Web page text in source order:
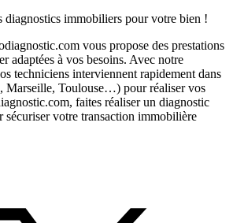
diagnostics immobiliers pour votre bien !
vous propose des prestations
adaptées à vos besoins. Avec notre
techniciens interviennent rapidement dans
Marseille, Toulouse…) pour réaliser vos
faites réaliser un diagnostic
sécuriser votre transaction immobilière